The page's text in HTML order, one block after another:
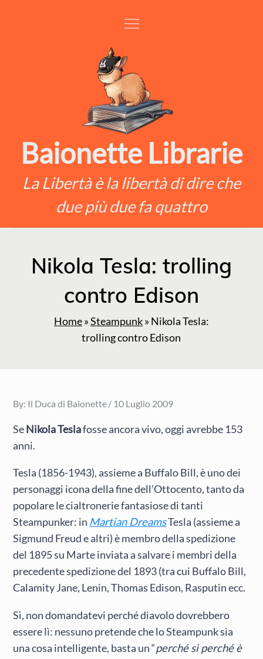
Baionette Librarie
La Libertà è la libertà di dire che
due più due fa quattro
Nikola Tesla: trolling
contro Edison
Home»Steampunk» Nikola Tesla:
trolling contro Edison
By: Il Duca di Baionette Posted
10 Luglio 2009
SeNikola Teslafosse ancora vivo, oggi avrebbe 153
anni.
Tesla (1856-1943), assieme a Buffalo Bill, è uno dei
personaggi icona della fine dell’Ottocento, tanto da
popolare le cialtronerie fantasiose di tanti
Steampunker: in Martian DreamsTesla (assieme a
Sigmund Freud e altri) è membro della spedizione
del 1895 su Marte inviata a salvare i membri della
precedente spedizione del 1893 (tra cui Buffalo Bill,
Calamity Jane, Lenin, Thomas Edison, Rasputin ecc.
Sì, non domandatevi perché diavolo dovrebbero
essere lì: nessuno pretende che lo Steampunk sia
una cosa intelligente, basta un “perché sì perché è